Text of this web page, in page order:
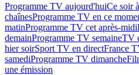
Programme TV aujourd'huiCe soir
chaînesProgramme TV en ce
matinProgramme TV cet après-midi
demainProgramme TV semaineTV
hier soirSport TV en directFrance
samediProgramme TV dimanche
une émission